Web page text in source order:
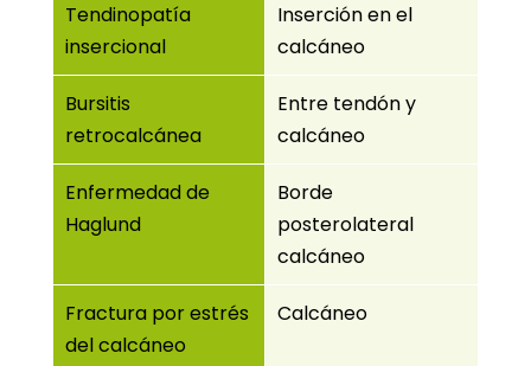
Tendinopatía
insercional
Bursitis
retrocalcánea
Enfermedad de
Haglund
Fractura por estrés
del calcáneo
Inserción en el
calcáneo
Entre tendón y
calcáneo
Borde
posterolateral
calcáneo
Calcáneo